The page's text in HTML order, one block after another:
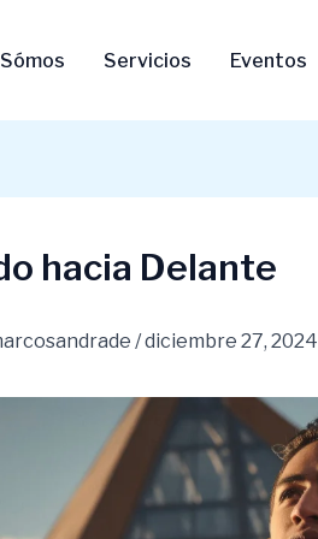
Servicios Eventos
hacia Delante
/diciembre 27, 2024